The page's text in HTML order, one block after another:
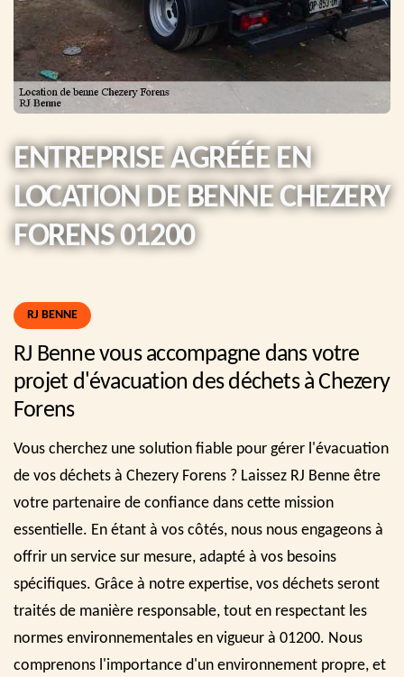
ENTREPRISE AGRÉÉE EN
LOCATION DE BENNE CHEZERY
FORENS 01200
RJ BENNE
RJ Benne vous accompagne dans votre
projet d'évacuation des déchets à Chezery
Forens
Vous cherchez une solution fiable pour gérer l'évacuation
de vos déchets à Chezery Forens ? Laissez RJ Benne être
votre partenaire de confiance dans cette mission
essentielle. En étant à vos côtés, nous nous engageons à
offrir un service sur mesure, adapté à vos besoins
spécifiques. Grâce à notre expertise, vos déchets seront
traités de manière responsable, tout en respectant les
normes environnementales en vigueur à 01200. Nous
comprenons l'importance d'un environnement propre, et